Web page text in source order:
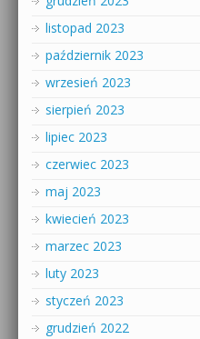
listopad 2023
październik 2023
wrzesień 2023
sierpień 2023
lipiec 2023
czerwiec 2023
maj 2023
kwiecień 2023
marzec 2023
luty 2023
styczeń 2023
grudzień 2022